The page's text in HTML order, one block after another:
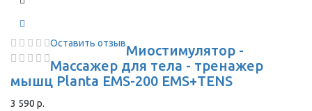
Оставить отзывМиостимулятор -
Массажер для тела - тренажер
мышц Planta EMS-200 EMS+TENS
3 590 р.